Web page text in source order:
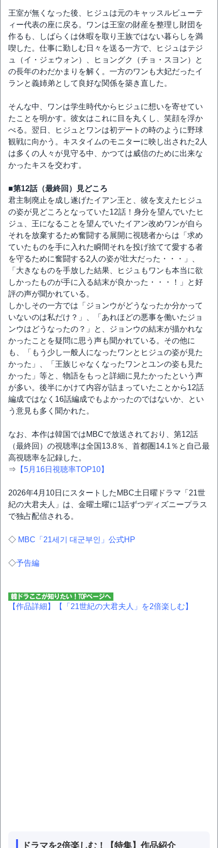
王室が無くなった後、ヒジュは元のキャッスルビューテ
ィー代表の座に戻る。ワンは王室の財産を整理し財団を
作るも、しばらくは休暇を取り王族ではない暮らしを満
喫した。仕事に勤しむ日々を送る一方で、ヒジュはテジ
ュ（イ・ジェウォン）、ヒョングク（チョ・スヨン）と
の長年のわだかまりを解く。一方のワンも大妃だったイ
ランと義姉弟として良好な関係を築き直した。
そんな中、ワンは学生時代からヒジュに想いを寄せてい
たことを明かす。彼女はこれに目を丸くし、笑顔を浮か
べる。翌日、ヒジュとワンは初デートの時のように野球
観戦に向かう。キスタイムのモニターに映し出された2人
は多くの人々が見守る中、かつては威信のために出来な
かったキスを交わす。
■第12話（最終回）見どころ
君主制廃止を成し遂げたイアン王と、彼を支えたヒジュ
の姿が見どころとなっていた12話！身分を望んでいたヒ
ジュ、王になることを望んでいたイアン改めワンが自ら
それを放棄するため奮闘する展開に視聴者からは「求め
ていたものを手に入れた瞬間それを投げ捨てて愛する者
を守るために奮闘する2人の姿が壮大だった・・・」、
「大きなものを手放した結果、ヒジュもワンも本当に欲
しかったものが手に入る結末が良かった・・・！」と好
評の声が聞かれている。
しかしその一方では「ジョンウがどうなったか分かって
いないのは私だけ？」、「あれほどの悪事を働いたジョ
ンウはどうなったの？」と、ジョンウの結末が描かれな
かったことを疑問に思う声も聞かれている。その他に
も、「もう少し一般人になったワンとヒジュの姿が見た
かった」、「王族じゃなくなったワンとユンの姿も見た
かった」等と、物語をもっと詳細に見たかったという声
が多い。後半にかけて内容が詰まっていたことから12話
編成ではなく16話編成でもよかったのではないか、とい
う意見も多く聞かれた。
なお、本作は韓国ではMBCで放送されており、第12話
（最終回）の視聴率は全国13.8％、首都圏14.1％と自己最
高視聴率を記録した。
⇒ 【5月16日視聴率TOP10】
2026年4月10日にスタートしたMBC土日曜ドラマ「21世
紀の大君夫人」は、金曜土曜に1話ずつディズニープラス
で独占配信される。
◇ MBC「21세기 대군부인」公式HP
◇予告編
【作品詳細】 【「21世紀の大君夫人」を2倍楽しむ】
ドラマを2倍楽しむ！【特集】作品紹介